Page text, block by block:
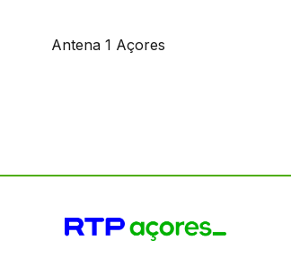
Antena 1 Açores